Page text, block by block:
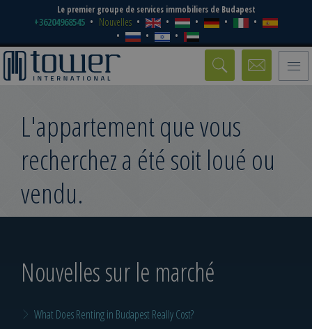
Le premier groupe de services immobiliers de Budapest
+36204968545 Nouvelles
Toggle
L'appartement que vous
recherchez a été soit loué ou
vendu.
Nouvelles sur le marché
What Does Renting in Budapest Really Cost?